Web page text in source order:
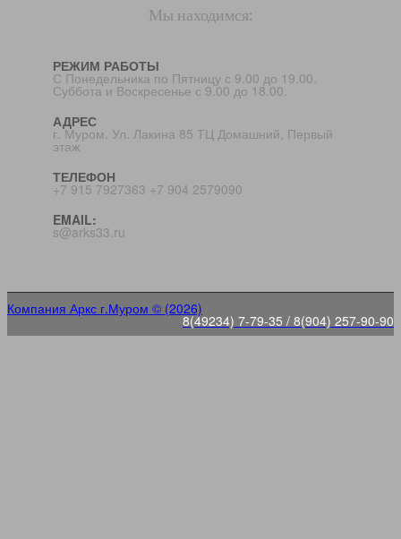
Мы находимся:
РЕЖИМ РАБОТЫ
С Понедельника по Пятницу с 9.00 до 19.00.
Суббота и Воскресенье с 9.00 до 18.00.
АДРЕС
г. Муром. Ул. Лакина 85 ТЦ Домашний, Первый
этаж
ТЕЛЕФОН
+7 915 7927363 +7 904 2579090
EMAIL:
s@arks33.ru
Компания Аркс г.Муром © (2026)
8(49234) 7-79-35 / 8(904) 257-90-90